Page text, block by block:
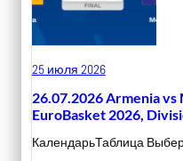
25 июля 2026
26.07.2026 Armenia vs
EuroBasket 2026,
КалендарьТаблица